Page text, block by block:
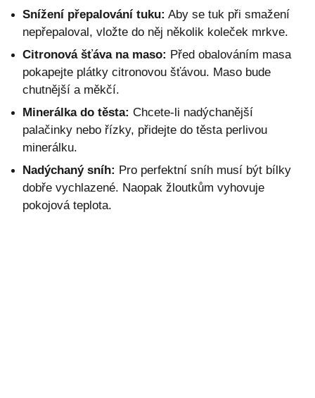
Snížení přepalování tuku: Aby se tuk při smažení
nepřepaloval, vložte do něj několik koleček mrkve.
Citronová šťáva na maso: Před obalováním masa
pokapejte plátky citronovou šťávou. Maso bude
chutnější a měkčí.
Minerálka do těsta: Chcete-li nadýchanější
palačinky nebo řízky, přidejte do těsta perlivou
minerálku.
Nadýchaný sníh: Pro perfektní sníh musí být bílky
dobře vychlazené. Naopak žloutkům vyhovuje
pokojová teplota.